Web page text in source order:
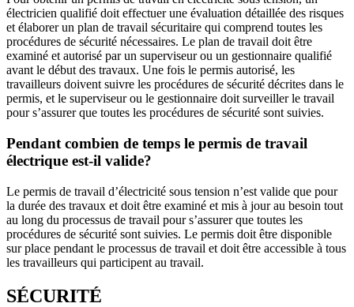
électricien qualifié doit effectuer une évaluation détaillée des risques
et élaborer un plan de travail sécuritaire qui comprend toutes les
procédures de sécurité nécessaires. Le plan de travail doit être
examiné et autorisé par un superviseur ou un gestionnaire qualifié
avant le début des travaux. Une fois le permis autorisé, les
travailleurs doivent suivre les procédures de sécurité décrites dans le
permis, et le superviseur ou le gestionnaire doit surveiller le travail
pour s’assurer que toutes les procédures de sécurité sont suivies.
Pendant combien de temps le permis de travail
électrique est-il valide?
Le permis de travail d’électricité sous tension n’est valide que pour
la durée des travaux et doit être examiné et mis à jour au besoin tout
au long du processus de travail pour s’assurer que toutes les
procédures de sécurité sont suivies. Le permis doit être disponible
sur place pendant le processus de travail et doit être accessible à tous
les travailleurs qui participent au travail.
SÉCURITÉ